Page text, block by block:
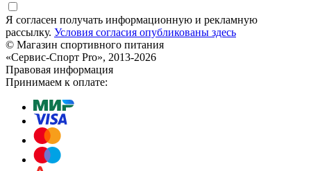
Я согласен получать информационную и рекламную
рассылку. Условия согласия опубликованы здесь
© Магазин спортивного питания
«Сервис-Спорт Pro», 2013-2026
Правовая информация
Принимаем к оплате: